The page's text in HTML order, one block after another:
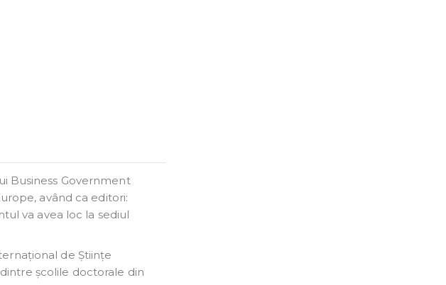
Business Government
având ca editori:
va avea loc la sediul
de Științe
școlile doctorale din